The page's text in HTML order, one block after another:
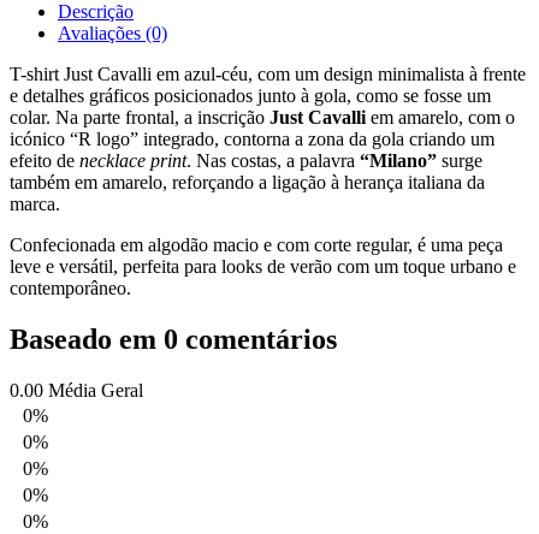
Descrição
Avaliações (0)
T-shirt Just Cavalli em azul‑céu, com um design minimalista à frente
e detalhes gráficos posicionados junto à gola, como se fosse um
colar. Na parte frontal, a inscrição Just Cavalli em amarelo, com o
icónico “R logo” integrado, contorna a zona da gola criando um
efeito de necklace print. Nas costas, a palavra “Milano” surge
também em amarelo, reforçando a ligação à herança italiana da
marca.
Confecionada em algodão macio e com corte regular, é uma peça
leve e versátil, perfeita para looks de verão com um toque urbano e
contemporâneo.
Baseado em 0 comentários
0.00 Média Geral
0%
0%
0%
0%
0%